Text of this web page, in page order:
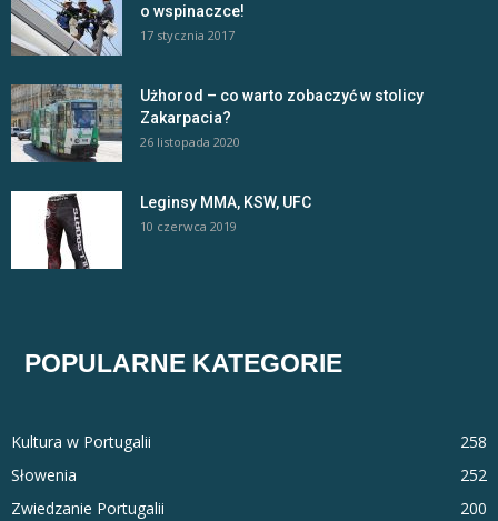
o wspinaczce!
17 stycznia 2017
Użhorod – co warto zobaczyć w stolicy
Zakarpacia?
26 listopada 2020
Leginsy MMA, KSW, UFC
10 czerwca 2019
POPULARNE KATEGORIE
Kultura w Portugalii
258
Słowenia
252
Zwiedzanie Portugalii
200